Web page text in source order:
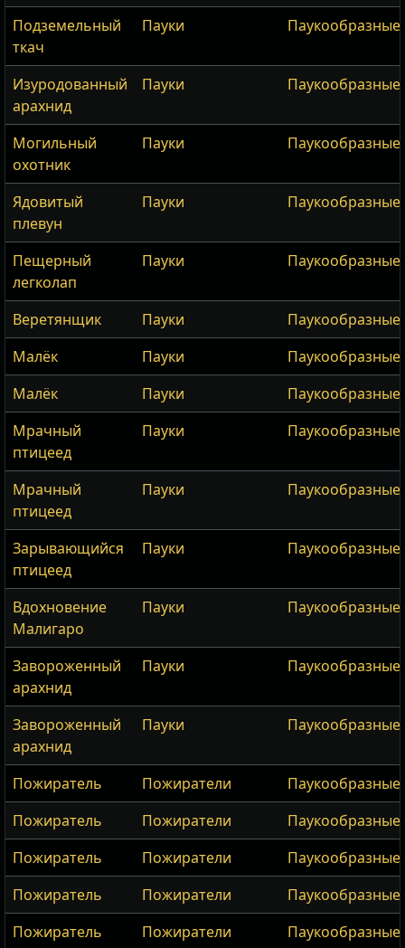
Подземельный
ткач
Пауки Паукообразные
Изуродованный
арахнид
Пауки Паукообразные
Могильный
охотник
Пауки Паукообразные
Ядовитый
плевун
Пауки Паукообразные
Пещерный
легколап
Пауки Паукообразные
Веретянщик Пауки
Паукообразные
Малёк
Пауки
Паукообразные
Малёк
Пауки
Паукообразные
Мрачный
птицеед
Пауки Паукообразные
Мрачный
птицеед
Пауки Паукообразные
Зарывающийся
птицеед
Пауки Паукообразные
Вдохновение
Малигаро
Пауки Паукообразные
Завороженный
арахнид
Пауки Паукообразные
Завороженный
арахнид
Пауки Паукообразные
Пожиратель Пожиратели
Паукообразные
Пожиратель
Пожиратели
Паукообразные
Пожиратель
Пожиратели
Паукообразные
Пожиратель
Пожиратели
Паукообразные
Пожиратель
Пожиратели Паукообразные